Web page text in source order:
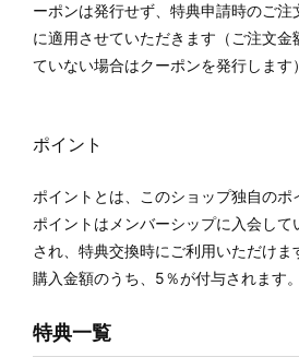
ーポンは発行せず、特典申請時のご
に適用させていただきます（ご注文金
ていない場合はクーポンを発行します
ポイント
ポイントとは、このショップ独自のポ
ポイントはメンバーシップに入会し
され、特典交換時にご利用いただけま
購入金額のうち、5％が付与されます。
特典一覧